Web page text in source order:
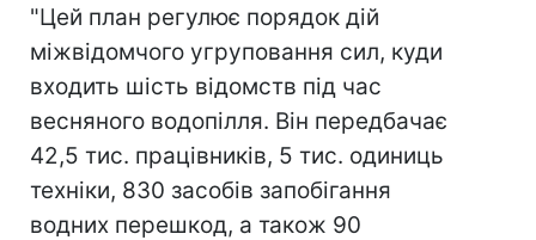
"Цей план регулює порядок дій
міжвідомчого угруповання сил, куди
входить шість відомств під час
весняного водопілля. Він передбачає
42,5 тис. працівників, 5 тис. одиниць
техніки, 830 засобів запобігання
водних перешкод, а також 90